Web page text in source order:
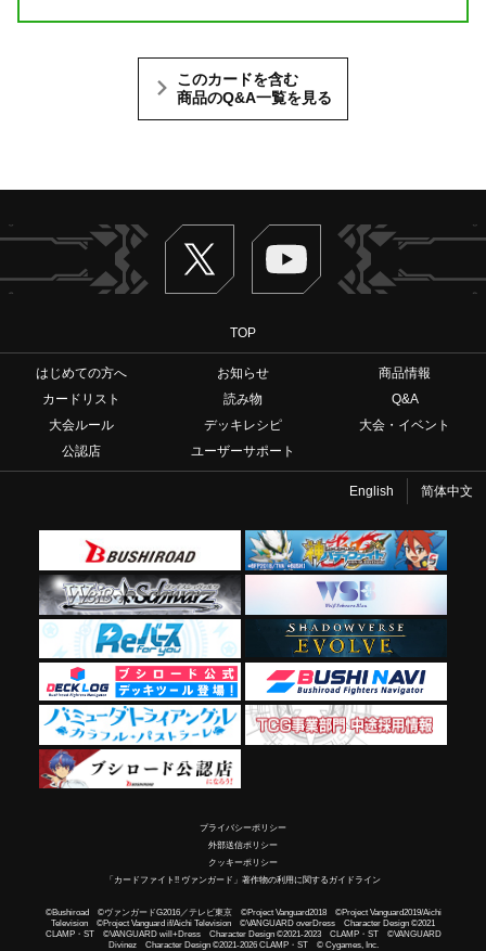
このカードを含む
商品のQ&A一覧を見る
Twitter ヴァンガードch
TOP
はじめての方へ お知らせ
商品情報
カードリスト
読み物
Q&A
大会ルール
デッキレシピ
大会・イベント
公認店
ユーザーサポート
English 简体中文
プライバシーポリシー
外部送信ポリシー
クッキーポリシー
「カードファイト!! ヴァンガード」著作物の利用に関するガイドライン
©Bushiroad ©ヴァンガードG2016／テレビ東京 ©Project Vanguard2018 ©Project Vanguard2019/Aichi
Television ©Project Vanguard if/Aichi Television ©VANGUARD overDress Character Design ©2021
CLAMP・ST ©VANGUARD will+Dress Character Design ©2021-2023 CLAMP・ST ©VANGUARD
Divinez Character Design ©2021-2026 CLAMP・ST © Cygames, Inc.